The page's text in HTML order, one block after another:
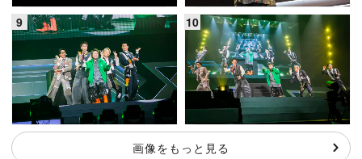
画像をもっと見る